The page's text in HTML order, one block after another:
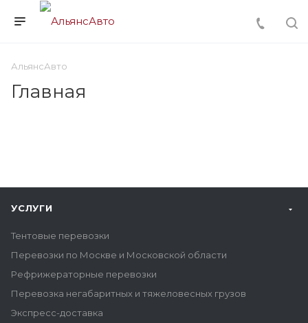
АльянсАвто
Главная
УСЛУГИ
Тентовые перевозки
Перевозки по Москве и Московской области
Рефрижераторные перевозки
Перевозка негабаритных и тяжеловесных грузов
Экспресс-доставка